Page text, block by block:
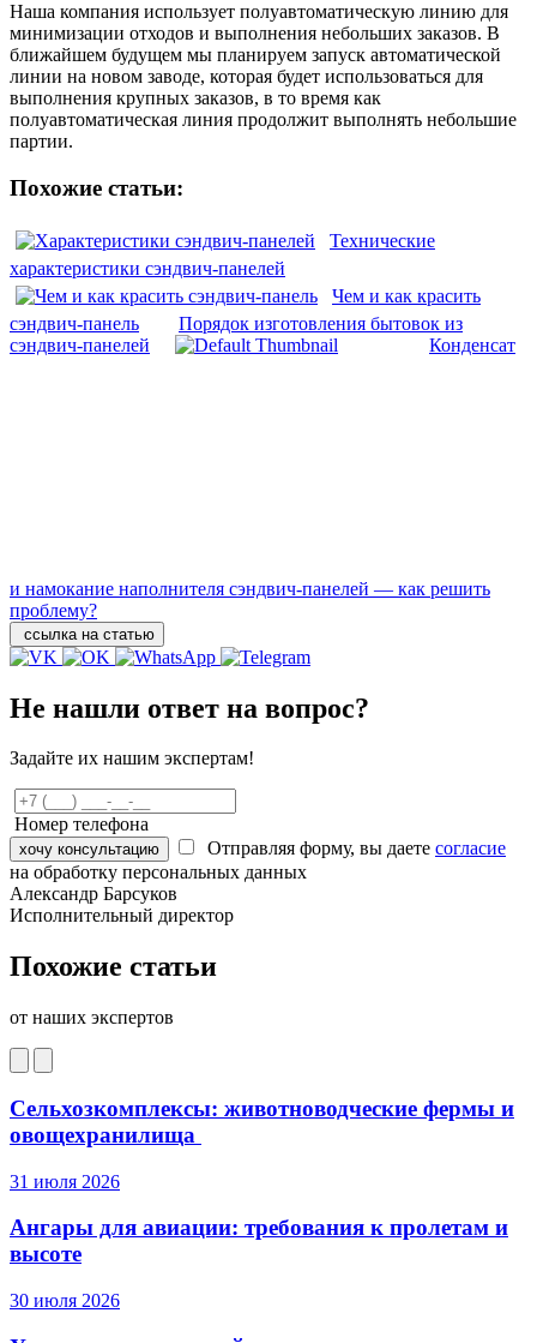
Наша компания использует полуавтоматическую линию для
минимизации отходов и выполнения небольших заказов. В
ближайшем будущем мы планируем запуск автоматической
линии на новом заводе, которая будет использоваться для
выполнения крупных заказов, в то время как
полуавтоматическая линия продолжит выполнять небольшие
партии.
Похожие статьи:
Технические
характеристики сэндвич-панелей
Чем и как красить
сэндвич-панель
Порядок изготовления бытовок из
сэндвич-панелей
Конденсат
и намокание наполнителя сэндвич-панелей — как решить
проблему?
ссылка на статью
Не нашли ответ на вопрос?
Задайте их нашим экспертам!
Номер телефона
хочу консультацию Отправляя форму, вы даете согласие
на обработку персональных данных
Александр Барсуков
Исполнительный директор
Похожие статьи
от наших экспертов
Сельхозкомплексы: животноводческие фермы и
овощехранилища
31 июля 2026
Ангары для авиации: требования к пролетам и
высоте
30 июля 2026